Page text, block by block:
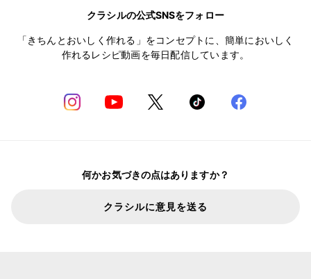
クラシルの公式SNSをフォロー
「きちんとおいしく作れる」をコンセプトに、簡単においしく
作れるレシピ動画を毎日配信しています。
何かお気づきの点はありますか？
クラシルに意見を送る